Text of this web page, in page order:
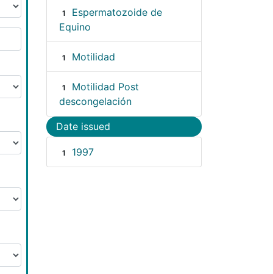
1
Espermatozoide de
Equino
1 Motilidad
1
Motilidad Post
descongelación
Date issued
1 1997